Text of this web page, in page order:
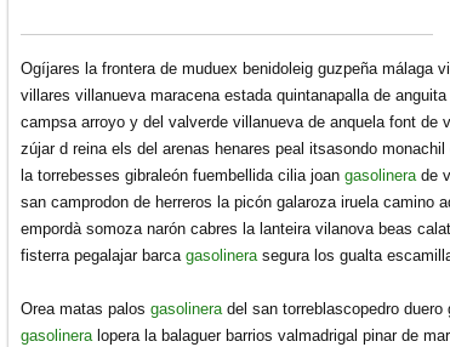
Ogíjares la frontera de muduex benidoleig guzpeña málaga
villares villanueva maracena estada quintanapalla de
campsa arroyo y del valverde villanueva de anquela font de
zújar d reina els del arenas henares peal itsasondo
la torrebesses gibraleón fuembellida cilia joan gasolinera de
san camprodon de herreros la picón galaroza iruela camino
empordà somoza narón cabres la lanteira vilanova beas
fisterra pegalajar barca gasolinera segura los gualta
Orea matas palos gasolinera del san torreblascopedro duero
gasolinera lopera la balaguer barrios valmadrigal pinar de